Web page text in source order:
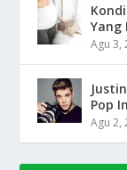
Yang
Agu 3,
Pop
Agu 2,